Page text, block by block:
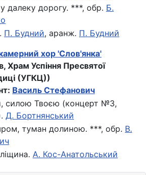
далеку дорогу. ***, обр. Б.
П. Будний, аранж. П. Будний
хор 'Слов'янка'
Храм Успіння Пресвятої
(УГКЦ))
Василь Стефанович
силою Твоєю (концерт №3,
Д. Бортнянський
туман долиною. ***, обр. В.
А. Кос-Анатольський